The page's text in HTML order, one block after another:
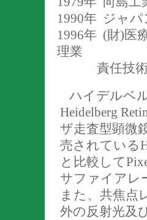
1990年 ジャパ
1996年 (財)医
理業
責任技
ハイデルベ
Heidelberg
ザ走査型顕微
売されている
と比較して
サファイアレ
また、共焦点
外の反射光及